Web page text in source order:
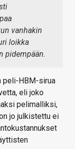
vanhakin
loikka
pidempään.
peli-HBM-sirua
eli joko
pelimalliksi,
jo julkistettu ei